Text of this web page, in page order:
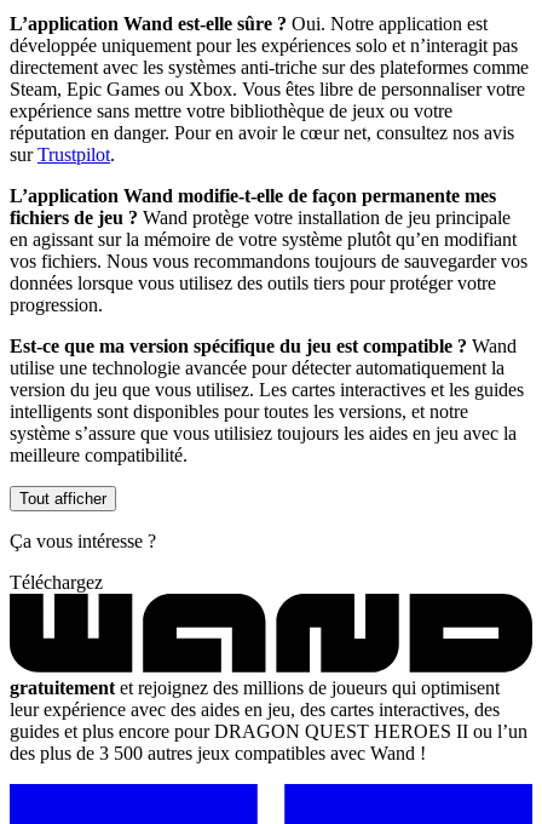
L’application Wand est-elle sûre ? Oui. Notre application est
développée uniquement pour les expériences solo et n’interagit pas
directement avec les systèmes anti-triche sur des plateformes comme
Steam, Epic Games ou Xbox. Vous êtes libre de personnaliser votre
expérience sans mettre votre bibliothèque de jeux ou votre
réputation en danger. Pour en avoir le cœur net, consultez nos avis
surTrustpilot.
L’application Wand modifie-t-elle de façon permanente mes
fichiers de jeu ? Wand protège votre installation de jeu principale
en agissant sur la mémoire de votre système plutôt qu’en modifiant
vos fichiers. Nous vous recommandons toujours de sauvegarder vos
données lorsque vous utilisez des outils tiers pour protéger votre
progression.
Est-ce que ma version spécifique du jeu est compatible ? Wand
utilise une technologie avancée pour détecter automatiquement la
version du jeu que vous utilisez. Les cartes interactives et les guides
intelligents sont disponibles pour toutes les versions, et notre
système s’assure que vous utilisiez toujours les aides en jeu avec la
meilleure compatibilité.
Tout afficher
Ça vous intéresse ?
Téléchargez
gratuitement et rejoignez des millions de joueurs qui optimisent
leur expérience avec des aides en jeu, des cartes interactives, des
guides et plus encore pour DRAGON QUEST HEROES II ou l’un
des plus de 3 500 autres jeux compatibles avec Wand !